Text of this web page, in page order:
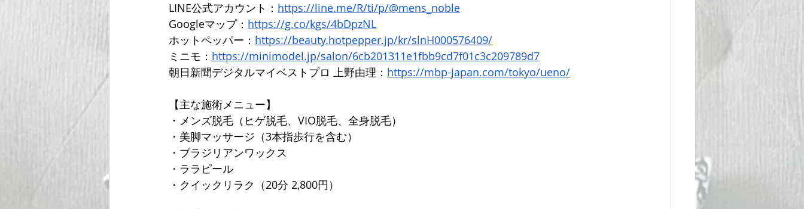
LINE公式アカウント： https://line.me/R/ti/p/@mens_noble
Googleマップ： https://g.co/kgs/4bDpzNL
ホットペッパー： https://beauty.hotpepper.jp/kr/slnH000576409/
ミニモ： https://minimodel.jp/salon/6cb201311e1fbb9cd7f01c3c209789d7
朝日新聞デジタルマイベストプロ 上野由理： https://mbp-japan.com/tokyo/ueno/
【主な施術メニュー】
・メンズ脱毛（ヒゲ脱毛、VIO脱毛、全身脱毛）
・美脚マッサージ（3本指歩行を含む）
・ブラジリアンワックス
・ララピール
・クイックリラク（20分 2,800円）